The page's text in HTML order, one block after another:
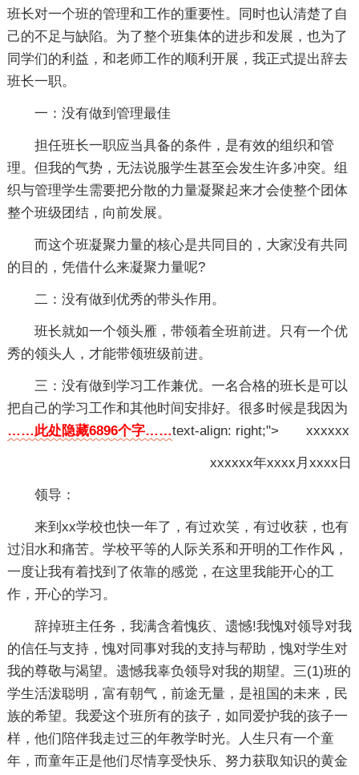
班长对一个班的管理和工作的重要性。同时也认清楚了自
己的不足与缺陷。为了整个班集体的进步和发展，也为了
同学们的利益，和老师工作的顺利开展，我正式提出辞去
班长一职。
一：没有做到管理最佳
担任班长一职应当具备的条件，是有效的组织和管
理。但我的气势，无法说服学生甚至会发生许多冲突。组
织与管理学生需要把分散的力量凝聚起来才会使整个团体
整个班级团结，向前发展。
而这个班凝聚力量的核心是共同目的，大家没有共同
的目的，凭借什么来凝聚力量呢?
二：没有做到优秀的带头作用。
班长就如一个领头雁，带领着全班前进。只有一个优
秀的领头人，才能带领班级前进。
三：没有做到学习工作兼优。一名合格的班长是可以
把自己的学习工作和其他时间安排好。很多时候是我因为
……此处隐藏6896个字……text-align: right;"> xxxxxx
xxxxxx年xxxx月xxxx日
领导：
来到xx学校也快一年了，有过欢笑，有过收获，也有
过泪水和痛苦。学校平等的人际关系和开明的工作作风，
一度让我有着找到了依靠的感觉，在这里我能开心的工
作，开心的学习。
辞掉班主任务，我满含着愧疚、遗憾!我愧对领导对我
的信任与支持，愧对同事对我的支持与帮助，愧对学生对
我的尊敬与渴望。遗憾我辜负领导对我的期望。三(1)班的
学生活泼聪明，富有朝气，前途无量，是祖国的未来，民
族的希望。我爱这个班所有的孩子，如同爱护我的孩子一
样，他们陪伴我走过三的年教学时光。人生只有一个童
年，而童年正是他们尽情享受快乐、努力获取知识的黄金